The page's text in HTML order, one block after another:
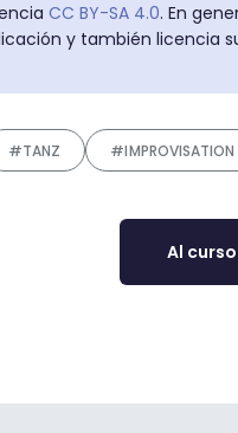
CC BY-SA 4.0. En
y también licencia
#TANZ #IMPROVISATION
Al curso